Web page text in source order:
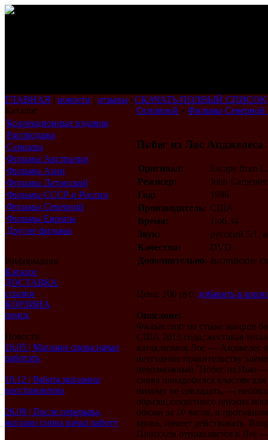
ГЛАВНАЯ | новости | отзывы | СКАЧАТЬ ПОЛНЫЙ СПИСОК
Каталог
Коллекционные издания
Распродажа
Сериалы
Фильмы Австралии
Фильмы Азии
Фильмы Латинской
Америки
Фильмы СССР и России
Фильмы Северной
Америки
Фильмы Европы
Другие фильмы
Информация
Каталог
ДОСТАВКА
ссылки
КОРЗИНА
поиск
Новости
16.05 | Магазин снова начал
работать
10.12 | Работа магазина
восстановлена
26.09 | После перерыва,
магазин снова начал работу
Основной » Фильмы Северной
Побег из Лос Анджелеса
Оригинал:
Escape from
Режисер:
John Carpenter
Год:
1996
Производитель: США
Время:
1:40.34
Звук:
русский 5.1,
Качество:
DVD
Дополнительно: английские
Цена: 100 руб. добавить в
Описание:
Фильм снят на стыке жанров
США 2013 года, жестокая
катаклизмов Лос — Анджелес
неугодные правительству
невозможный `Побег из Нью —
снова понадобился властям
никому не совладать, —
образец секретного оружия
обязан за 10 часов, в
кровь, начнет действовать.
Плисскен отправляется в Лос